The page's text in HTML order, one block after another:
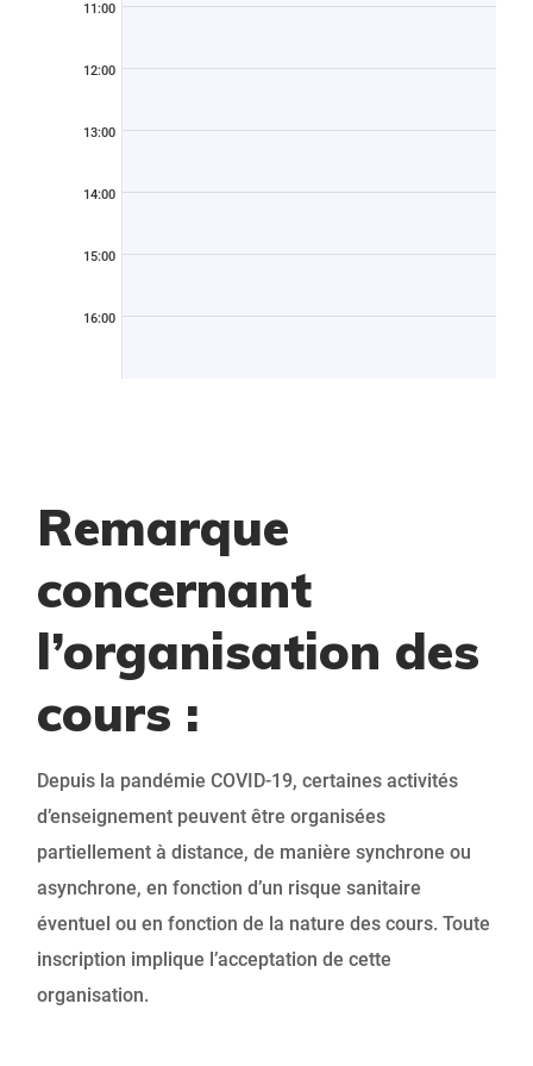
11:00
12:00
13:00
14:00
15:00
16:00
Remarque
concernant
l’organisation des
cours :
Depuis la pandémie COVID-19, certaines activités
d’enseignement peuvent être organisées
partiellement à distance, de manière synchrone ou
asynchrone, en fonction d’un risque sanitaire
éventuel ou en fonction de la nature des cours. Toute
inscription implique l’acceptation de cette
organisation.